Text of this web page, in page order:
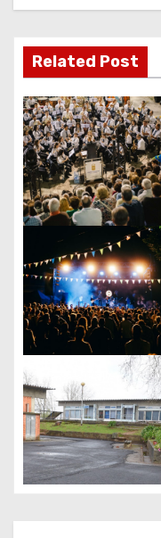
o
d
e
a
r
g
o
s
Related Post